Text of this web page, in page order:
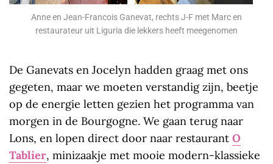
Anne en Jean-Francois Ganevat, rechts J-F met Marc en
restaurateur uit Liguria die lekkers heeft meegenomen
De Ganevats en Jocelyn hadden graag met ons
gegeten, maar we moeten verstandig zijn, beetje
op de energie letten gezien het programma van
morgen in de Bourgogne. We gaan terug naar
Lons, en lopen direct door naar restaurant O
Tablier, minizaakje met mooie modern-klassieke